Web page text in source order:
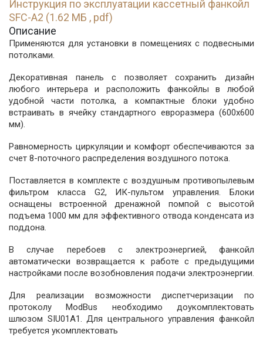
Инструкция по эксплуатации кассетный фанкойл
SFC-A2 (1.62 МБ , pdf)
Описание
Применяются для установки в помещениях с подвесными
потолками.
Декоративная панель с позволяет сохранить дизайн
любого интерьера и расположить фанкойлы в любой
удобной части потолка, а компактные блоки удобно
встраивать в ячейку стандартного евроразмера (600х600
мм).
Равномерность циркуляции и комфорт обеспечиваются за
счет 8-поточного распределения воздушного потока.
Поставляется в комплекте с воздушным противопылевым
фильтром класса G2, ИК-пультом управления. Блоки
оснащены встроенной дренажной помпой с высотой
подъема 1000 мм для эффективного отвода конденсата из
поддона.
В случае перебоев с электроэнергией, фанкойл
автоматически возвращается к работе с предыдущими
настройками после возобновления подачи электроэнергии.
Для реализации возможности диспетчеризации по
протоколу ModBus необходимо доукомплектовать
шлюзом SIU01A1. Для центрального управления фанкойл
требуется укомплектовать